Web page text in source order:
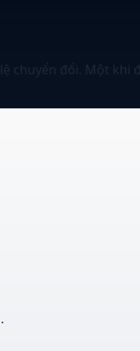
chuyển đổi. Một khi